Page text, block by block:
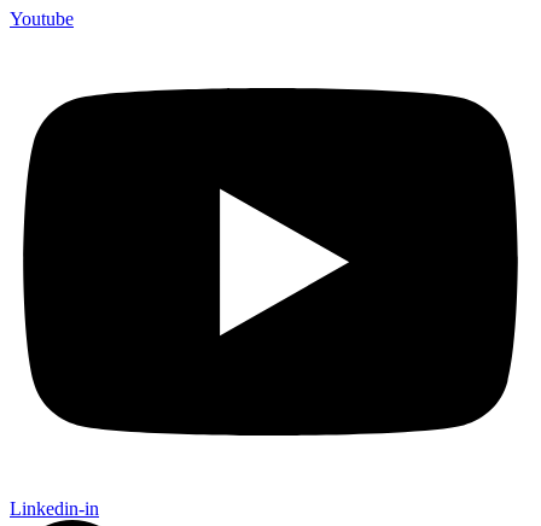
Youtube
Linkedin-in